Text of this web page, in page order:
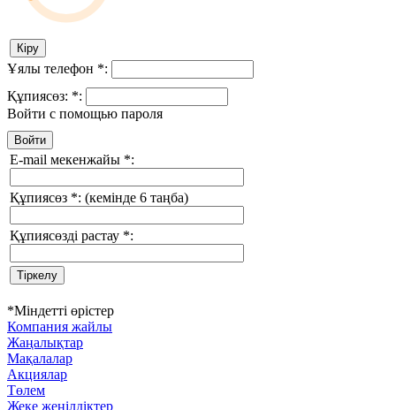
Ұялы телефон *:
Құпиясөз: *:
Войти с помощью пароля
E-mail мекенжайы *:
Құпиясөз *: (кемінде 6 таңба)
Құпиясөзді растау *:
*Міндетті өрістер
Компания жайлы
Жаңалықтар
Мақалалар
Акциялар
Төлем
Жеке жеңілдіктер